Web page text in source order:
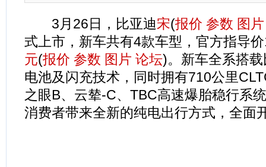
3月26日，比亚迪宋(报价 参数 图片
式上市，新车共有4款车型，官方指导
元(报价 参数 图片 论坛)。新车全系搭
电池及闪充技术，同时拥有710公里
之眼B、云辇-C、TBC高速爆胎稳行系
消费者带来全新的纯电出行方式，全面